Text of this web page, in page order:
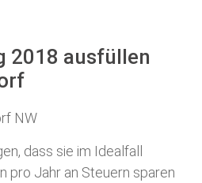
2018 ausfüllen
dass sie im Idealfall
pro Jahr an Steuern sparen